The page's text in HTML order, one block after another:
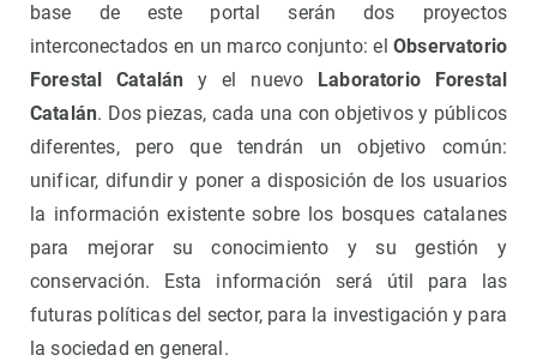
base de este portal serán dos proyectos
interconectados en un marco conjunto: elObservatorio
Forestal Catalán y el nuevo Laboratorio Forestal
Catalán. Dos piezas, cada una con objetivos y públicos
diferentes, pero que tendrán un objetivo común:
unificar, difundir y poner a disposición de los usuarios
la información existente sobre los bosques catalanes
para mejorar su conocimiento y su gestión y
conservación. Esta información será útil para las
futuras políticas del sector, para la investigación y para
la sociedad en general.